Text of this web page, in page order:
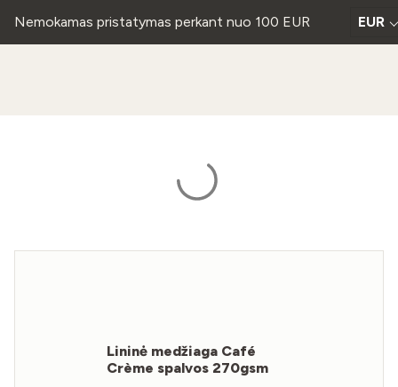
Nemokamas pristatymas perkant nuo 100 EUR EUR
Lininė medžiaga Café
Crème spalvos 270gsm